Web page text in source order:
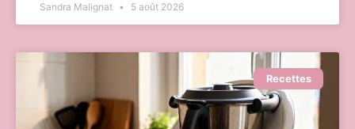
Sandra Malignat 5 août 2026
Recettes